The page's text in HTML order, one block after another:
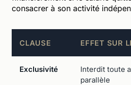
consacrer à son activité
CLAUSE EFFET SUR
Exclusivité
Interdit toute
parallèle